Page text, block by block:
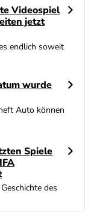
Videospiel
jetzt
endlich soweit
wurde
Auto können
Spiele
des